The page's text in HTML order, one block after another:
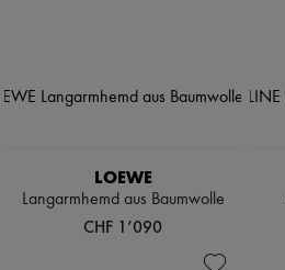
LOEWE
Langarmhemd aus Baumwolle
CHF 1’090